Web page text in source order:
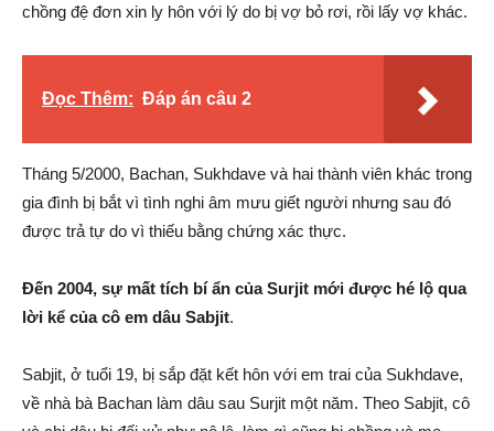
chồng đệ đơn xin ly hôn với lý do bị vợ bỏ rơi, rồi lấy vợ khác.
Đọc Thêm: Đáp án câu 2
Tháng 5/2000, Bachan, Sukhdave và hai thành viên khác trong
gia đình bị bắt vì tình nghi âm mưu giết người nhưng sau đó
được trả tự do vì thiếu bằng chứng xác thực.
Đến 2004, sự mất tích bí ẩn của Surjit mới được hé lộ qua
lời kể của cô em dâu Sabjit.
Sabjit, ở tuổi 19, bị sắp đặt kết hôn với em trai của Sukhdave,
về nhà bà Bachan làm dâu sau Surjit một năm. Theo Sabjit, cô